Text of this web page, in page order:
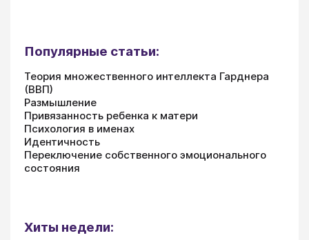
Популярные статьи:
Теория множественного интеллекта Гарднера
(ВВП)
Размышление
Привязанность ребенка к матери
Психология в именах
Идентичность
Переключение собственного эмоционального
состояния
Хиты недели: